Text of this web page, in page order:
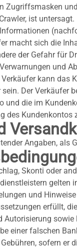
Zugriffsmasken
ist untersagt.
macht sich die
der Gefahr für
und
kann
Der Verkäufer
die im
des Kundenkontos
Angaben,
Skonti oder
und
erfüllt,
Autorisierung
einer falschen
sofern